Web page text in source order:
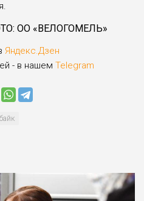
ОО «ВЕЛОГОМЕЛЬ»
Яндекс.Дзен
- в нашем Telegram